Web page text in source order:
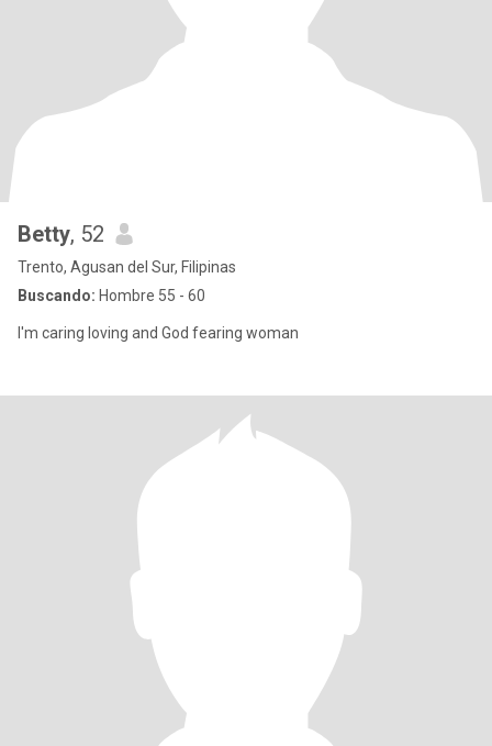
Betty, 52
Trento, Agusan del Sur, Filipinas
Buscando: Hombre 55 - 60
I'm caring loving and God fearing woman